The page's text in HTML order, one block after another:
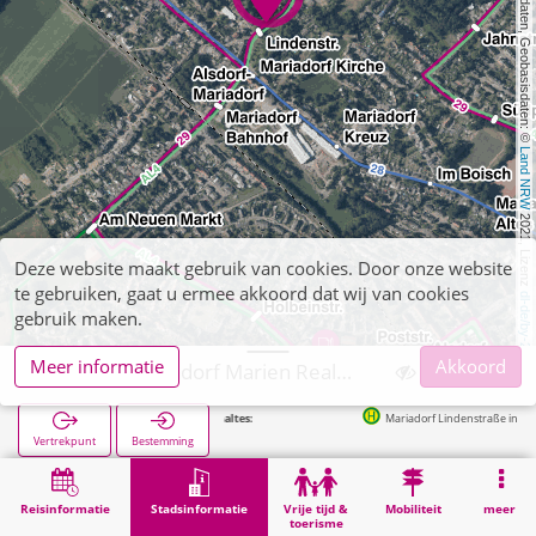
, Kartendaten, Geobasisdaten: ©
Land NRW
2021, Lizenz
dl-de/by-2-0
Reisinformatie Stadsinformatie
Vrije tijd &
toerisme
Mobiliteit meer
Vertrekpunt Bestemming
Mariadorf Lindenstraße in 104m
Stadsinformatie Opleiding Alsdorf, Mariadorf Marien Realschule
Deze website maakt gebruik van cookies. Door onze website
te gebruiken, gaat u ermee akkoord dat wij van cookies
gebruik maken.
Meer informatie
Akkoord